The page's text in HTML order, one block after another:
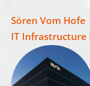
Sören Vom Hofe
IT Infrastructure